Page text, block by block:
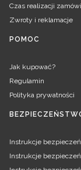
Czas realizacji
Zwroty i reklamacje
POMOC
Jak kupować?
Regulamin
Polityka prywatności
Instrukcje
Instrukcje